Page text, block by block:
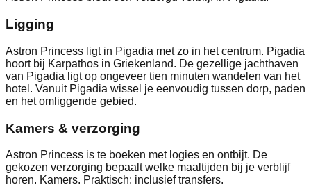
Ligging
Astron Princess ligt in Pigadia met zo in het centrum. Pigadia
hoort bij Karpathos in Griekenland. De gezellige jachthaven
van Pigadia ligt op ongeveer tien minuten wandelen van het
hotel. Vanuit Pigadia wissel je eenvoudig tussen dorp, paden
en het omliggende gebied.
Kamers & verzorging
Astron Princess is te boeken met logies en ontbijt. De
gekozen verzorging bepaalt welke maaltijden bij je verblijf
horen. Kamers. Praktisch: inclusief transfers.